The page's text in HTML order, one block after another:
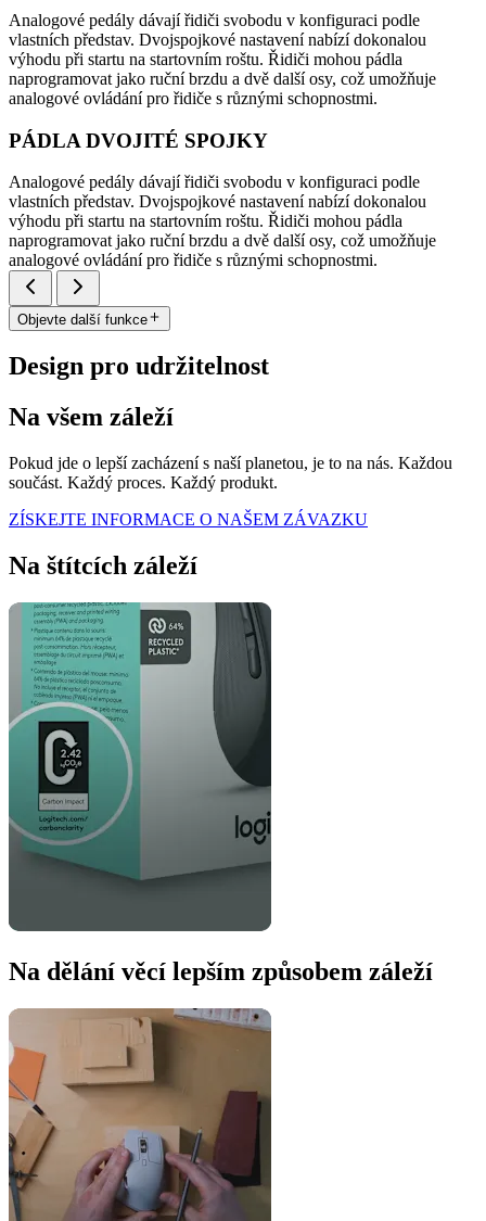
Analogové pedály dávají řidiči svobodu v konfiguraci podle
vlastních představ. Dvojspojkové nastavení nabízí dokonalou
výhodu při startu na startovním roštu. Řidiči mohou pádla
naprogramovat jako ruční brzdu a dvě další osy, což umožňuje
analogové ovládání pro řidiče s různými schopnostmi.
PÁDLA DVOJITÉ SPOJKY
Analogové pedály dávají řidiči svobodu v konfiguraci podle
vlastních představ. Dvojspojkové nastavení nabízí dokonalou
výhodu při startu na startovním roštu. Řidiči mohou pádla
naprogramovat jako ruční brzdu a dvě další osy, což umožňuje
analogové ovládání pro řidiče s různými schopnostmi.
Objevte další funkce
Design pro udržitelnost
Na všem záleží
Pokud jde o lepší zacházení s naší planetou, je to na nás. Každou
součást. Každý proces. Každý produkt.
ZÍSKEJTE INFORMACE O NAŠEM ZÁVAZKU
Na štítcích záleží
Na dělání věcí lepším způsobem záleží